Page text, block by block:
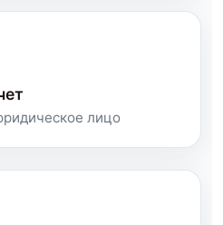
лицо